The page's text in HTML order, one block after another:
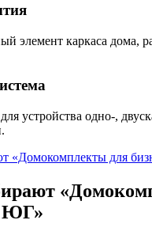
элемент каркаса дома,
устройства одно-,
ЮГ»